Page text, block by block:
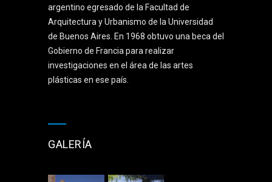
argentino egresado de la Facultad de
Arquitectura y Urbanismo de la Universidad
de Buenos Aires. En 1968 obtuvo una beca del
Gobierno de Francia para realizar
investigaciones en el área de las artes
plásticas en ese país.
GALERÍA